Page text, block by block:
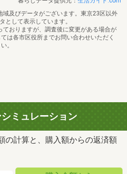
及びデータがございます。東京23区以外
として表示しています。
おりますが、調査後に変更がある場合が
は各市区役所までお問い合わせいただく
。
ミュレーション
の計算と、購入額からの返済額